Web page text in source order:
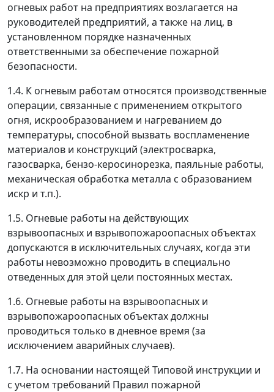
огневых работ на предприятиях возлагается на
руководителей предприятий, а также на лиц, в
установленном порядке назначенных
ответственными за обеспечение пожарной
безопасности.
1.4. К огневым работам относятся производственные
операции, связанные с применением открытого
огня, искрообразованием и нагреванием до
температуры, способной вызвать воспламенение
материалов и конструкций (электросварка,
газосварка, бензо-керосинорезка, паяльные работы,
механическая обработка металла с образованием
искр и т.п.).
1.5. Огневые работы на действующих
взрывоопасных и взрывопожароопасных объектах
допускаются в исключительных случаях, когда эти
работы невозможно проводить в специально
отведенных для этой цели постоянных местах.
1.6. Огневые работы на взрывоопасных и
взрывопожароопасных объектах должны
проводиться только в дневное время (за
исключением аварийных случаев).
1.7. На основании настоящей Типовой инструкции и
с учетом требований Правил пожарной